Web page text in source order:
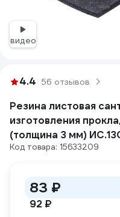
видео
4.4 56 отзывов
Резина листовая
изготовления
(толщина 3 мм)
Код товара: 15633209
83 ₽
92 ₽